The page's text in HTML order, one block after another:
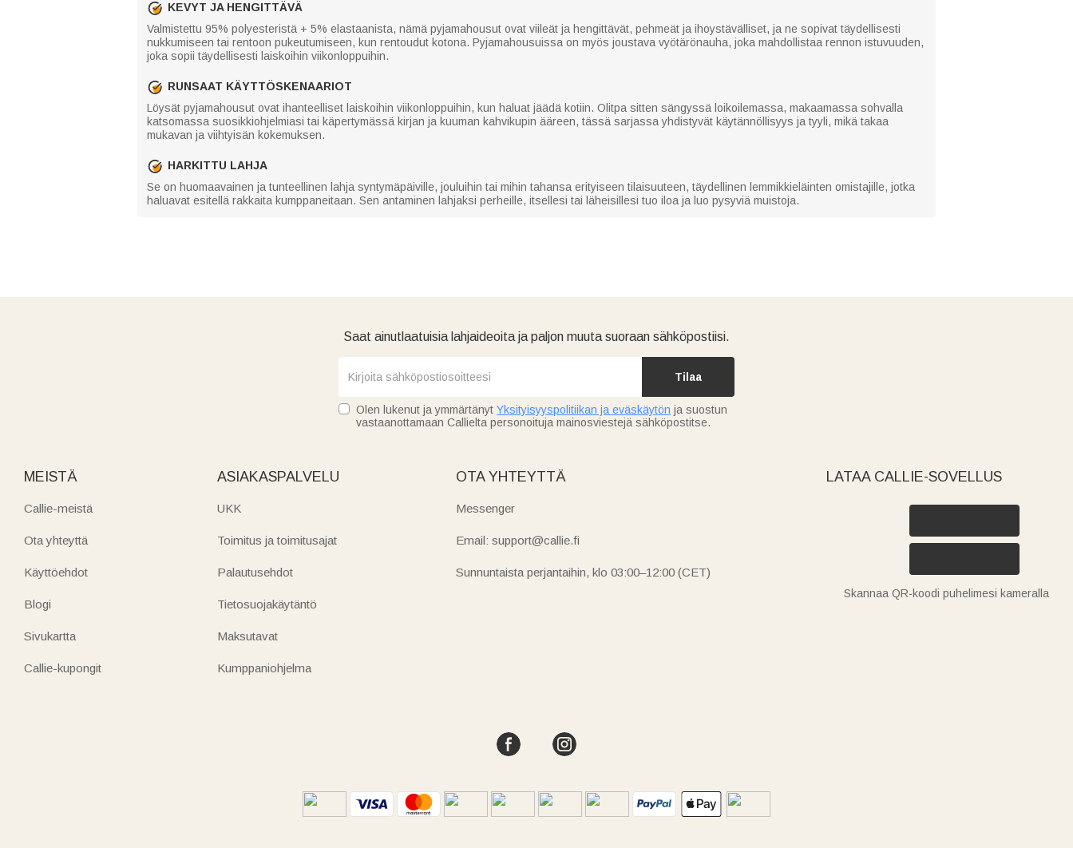
KEVYT JA HENGITTÄVÄ
Valmistettu 95% polyesteristä + 5% elastaanista, nämä pyjamahousut ovat viileät ja hengittävät, pehmeät ja ihoystävälliset, ja ne sopivat täydellisesti
nukkumiseen tai rentoon pukeutumiseen, kun rentoudut kotona. Pyjamahousuissa on myös joustava vyötärönauha, joka mahdollistaa rennon istuvuuden,
joka sopii täydellisesti laiskoihin viikonloppuihin.
RUNSAAT KÄYTTÖSKENAARIOT
Löysät pyjamahousut ovat ihanteelliset laiskoihin viikonloppuihin, kun haluat jäädä kotiin. Olitpa sitten sängyssä loikoilemassa, makaamassa sohvalla
katsomassa suosikkiohjelmiasi tai käpertymässä kirjan ja kuuman kahvikupin ääreen, tässä sarjassa yhdistyvät käytännöllisyys ja tyyli, mikä takaa
mukavan ja viihtyisän kokemuksen.
HARKITTU LAHJA
Se on huomaavainen ja tunteellinen lahja syntymäpäiville, jouluihin tai mihin tahansa erityiseen tilaisuuteen, täydellinen lemmikkieläinten omistajille, jotka
haluavat esitellä rakkaita kumppaneitaan. Sen antaminen lahjaksi perheille, itsellesi tai läheisillesi tuo iloa ja luo pysyviä muistoja.
Saat ainutlaatuisia lahjaideoita ja paljon muuta suoraan sähköpostiisi.
Tilaa
Olen lukenut ja ymmärtänyt Yksityisyyspolitiikan ja eväskäytön ja suostun
vastaanottamaan Callielta personoituja mainosviestejä sähköpostitse.
MEISTÄ
Callie-meistä
Ota yhteyttä
Käyttöehdot
Blogi
Sivukartta
Callie-kupongit
ASIAKASPALVELU
UKK
Toimitus ja toimitusajat
Palautusehdot
Tietosuojakäytäntö
Maksutavat
Kumppaniohjelma
OTA YHTEYTTÄ
Messenger
Email: support@callie.fi
Sunnuntaista perjantaihin, klo 03:00–12:00 (CET)
LATAA CALLIE-SOVELLUS
Skannaa QR-koodi puhelimesi kameralla